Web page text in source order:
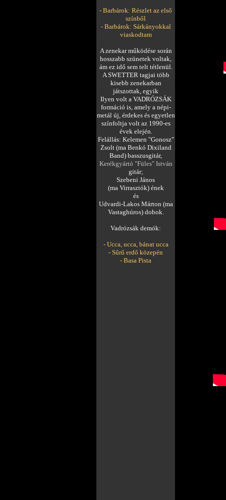
- Barbárok: Részlet az első
színből
- Barbárok: Sárkányokkal
viaskodtam
A zenekar működése során
hosszabb szünetek voltak,
ám ez idő sem telt tétlenül.
A SWETTER tagjai több
kisebb zenekarban
játszottak, egyik
Ilyen volt a VADRÓZSÁK
formáció is, amely a népi-
metál új, érdekes és egyetlen
színfoltja volt az 1990-es
évek elején.
Felállás: Kelemen "Gonosz"
Zsolt (ma Benkó Dixiland
Band) basszusgitár,
Kerékgyártó "Füles" István
gitár;
Szebeni János
(ma Virrasztók) ének
és
Udvardi-Lakos Márton (ma
Vastaghúros) dobok.
Vadrózsák demók:
- Ucca, ucca, bánat ucca
- Sűrű erdő közepén
- Basa Pista